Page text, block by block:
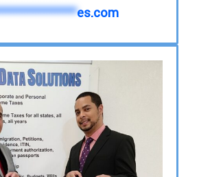
es.com